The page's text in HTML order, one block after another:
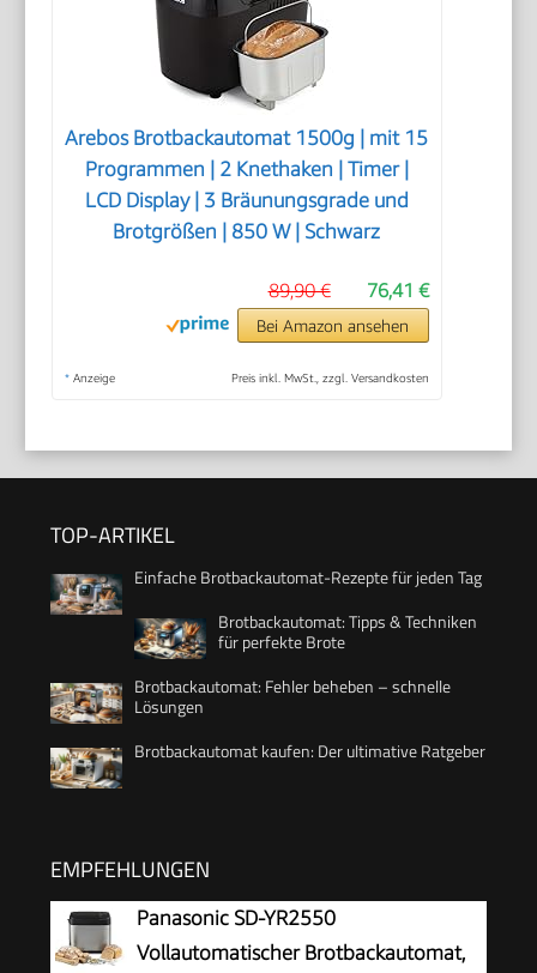
Arebos Brotbackautomat 1500g | mit 15
Programmen | 2 Knethaken | Timer |
LCD Display | 3 Bräunungsgrade und
Brotgrößen | 850 W | Schwarz
76,41 €
89,90 €
Bei Amazon ansehen
* Anzeige Preis inkl. MwSt., zzgl. Versandkosten
TOP-ARTIKEL
Einfache Brotbackautomat-Rezepte für jeden Tag
Brotbackautomat: Tipps & Techniken
für perfekte Brote
Brotbackautomat: Fehler beheben – schnelle
Lösungen
Brotbackautomat kaufen: Der ultimative Ratgeber
EMPFEHLUNGEN
Panasonic SD-YR2550
Vollautomatischer Brotbackautomat,